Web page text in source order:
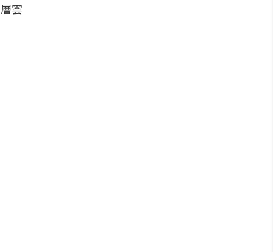
雲